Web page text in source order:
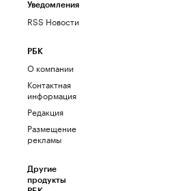
Уведомления
RSS Новости
РБК
О компании
Контактная
информация
Редакция
Размещение
рекламы
Другие
продукты